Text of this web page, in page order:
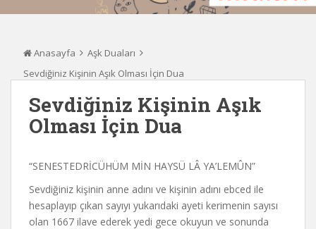
Anasayfa
Aşk Duaları
Sevdiğiniz Kişinin Aşık Olması İçin Dua
Sevdiğiniz Kişinin Aşık
Olması İçin Dua
“SENESTEDRİCÜHÜM MİN HAYSÜ LÂ YA’LEMÛN”
Sevdiğiniz kişinin anne adını ve kişinin adını ebced ile
hesaplayıp çıkan sayıyı yukarıdaki ayeti kerimenin sayısı
olan 1667 ilave ederek yedi gece okuyun ve sonunda